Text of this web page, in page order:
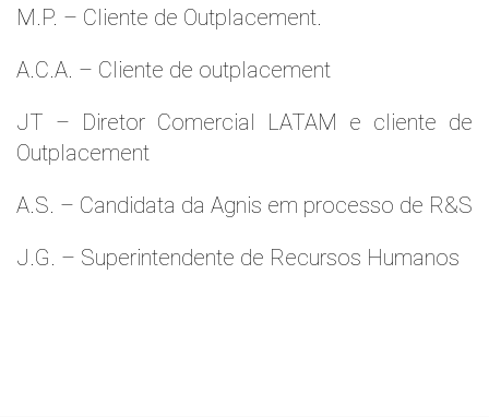
M.P. – Cliente de Outplacement.
A.C.A. – Cliente de outplacement
JT – Diretor Comercial LATAM e cliente de
Outplacement
A.S. – Candidata da Agnis em processo de R&S
J.G. – Superintendente de Recursos Humanos